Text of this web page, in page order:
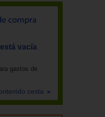
vacía
gastos de
cesta